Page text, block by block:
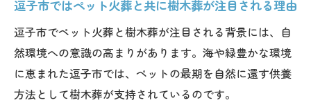
逗子市ではペット火葬と共に樹木葬が注目される理由
逗子市でペット火葬と樹木葬が注目される背景には、自
然環境への意識の高まりがあります。海や緑豊かな環境
に恵まれた逗子市では、ペットの最期を自然に還す供養
方法として樹木葬が支持されているのです。